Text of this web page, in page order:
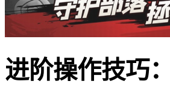
进阶操作技巧：